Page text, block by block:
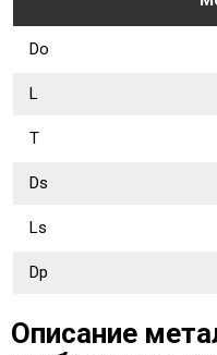
Dо
L
Т
Ds
Ls
Dр
Описание